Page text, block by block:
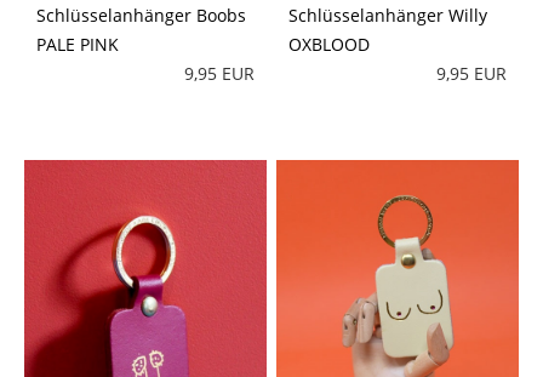
Schlüsselanhänger Boobs
PALE PINK
9,95 EUR
Schlüsselanhänger Willy
OXBLOOD
9,95 EUR